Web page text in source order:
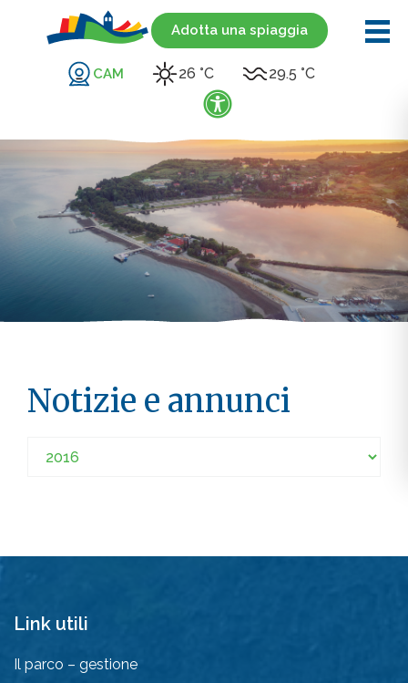
Adotta una spiaggia
CAM 26 °C 29.5 °C
Notizie e annunci
Link utili
Il parco – gestione